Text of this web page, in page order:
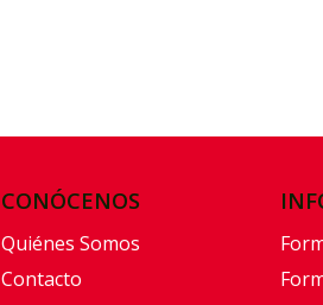
CONÓCENOS
Quiénes Somos
Contacto